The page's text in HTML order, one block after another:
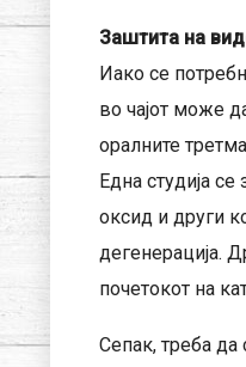
Заштита на
Иако се
во чајот може
оралните
Една студија
оксид и други
дегенерација.
почетокот на
Сепак, треба да